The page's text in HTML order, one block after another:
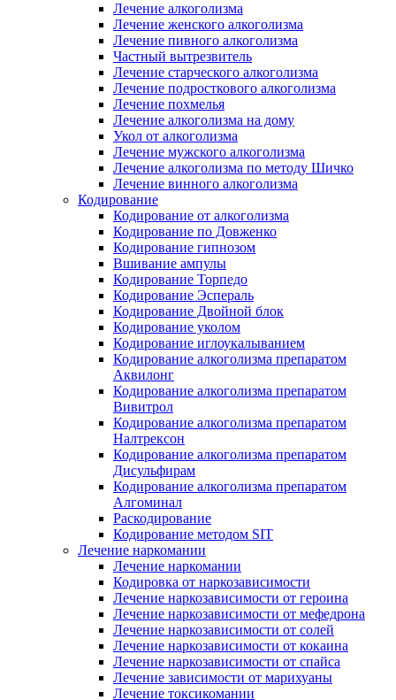
Лечение алкоголизма
Лечение женского алкоголизма
Лечение пивного алкоголизма
Частный вытрезвитель
Лечение старческого алкоголизма
Лечение подросткового алкоголизма
Лечение похмелья
Лечение алкоголизма на дому
Укол от алкоголизма
Лечение мужского алкоголизма
Лечение алкоголизма по методу Шичко
Лечение винного алкоголизма
Кодирование
Кодирование от алкоголизма
Кодирование по Довженко
Кодирование гипнозом
Вшивание ампулы
Кодирование Торпедо
Кодирование Эспераль
Кодирование Двойной блок
Кодирование уколом
Кодирование иглоукалыванием
Кодирование алкоголизма препаратом
Аквилонг
Кодирование алкоголизма препаратом
Вивитрол
Кодирование алкоголизма препаратом
Налтрексон
Кодирование алкоголизма препаратом
Дисульфирам
Кодирование алкоголизма препаратом
Алгоминал
Раскодирование
Кодирование методом SIT
Лечение наркомании
Лечение наркомании
Кодировка от наркозависимости
Лечение наркозависимости от героина
Лечение наркозависимости от мефедрона
Лечение наркозависимости от солей
Лечение наркозависимости от кокаина
Лечение наркозависимости от спайса
Лечение зависимости от марихуаны
Лечение токсикомании